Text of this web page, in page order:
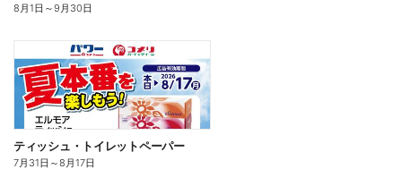
8月1日 ～9月30日
ティッシュ・トイレットペーパー
7月31日 ～8月17日